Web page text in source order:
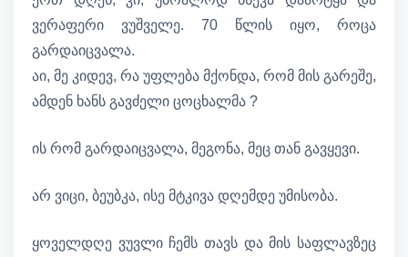
ვერაფერი ვუშველე. 70 წლის იყო, როცა
გარდაიცვალა.
აი, მე კიდევ, რა უფლება მქონდა, რომ მის გარეშე,
ამდენ ხანს გავძელი ცოცხალმა ?
ის რომ გარდაიცვალა, მეგონა, მეც თან გავყევი.
არ ვიცი, ბეუბკა, ისე მტკივა დღემდე უმისობა.
ყოველდღე ვუვლი ჩემს თავს და მის საფლავზეც